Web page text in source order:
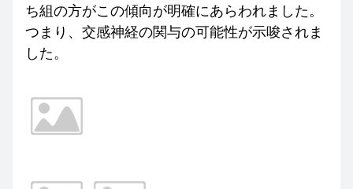
ち組の方がこの傾向が明確にあらわれました。
つまり、交感神経の関与の可能性が示唆されま
した。